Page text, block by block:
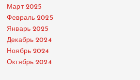
Март 2025
Февраль 2025
Январь 2025
Декабрь 2024
Ноябрь 2024
Октябрь 2024